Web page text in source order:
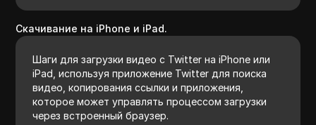
Скачивание на iPhone и iPad.
Шаги для загрузки видео с Twitter на iPhone или
iPad, используя приложение Twitter для поиска
видео, копирования ссылки и приложения,
которое может управлять процессом загрузки
через встроенный браузер.